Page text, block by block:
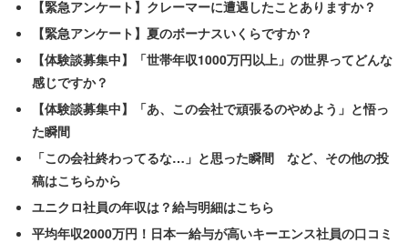
【緊急アンケート】クレーマーに遭遇したことありますか？
【緊急アンケート】夏のボーナスいくらですか？
【体験談募集中】「世帯年収1000万円以上」の世界ってどんな
感じですか？
【体験談募集中】「あ、この会社で頑張るのやめよう」と悟っ
た瞬間
「この会社終わってるな…」と思った瞬間 など、その他の投
稿はこちらから
ユニクロ社員の年収は？給与明細はこちら
平均年収2000万円！日本一給与が高いキーエンス社員の口コミ